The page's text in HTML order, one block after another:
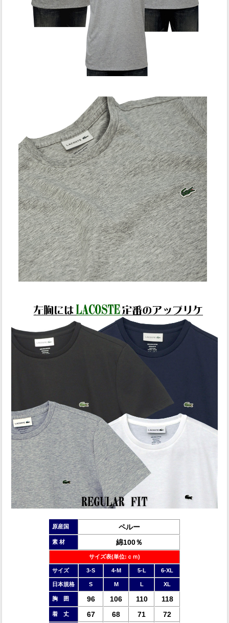
原産国 ペルー
素 材 綿100％
サイズ表(単位:ｃｍ)
サイズ 3-S 4-M 5-L 6-XL
日本規格 S M L XL
胸 囲 96 106 110 118
着 丈 67 68 71 72